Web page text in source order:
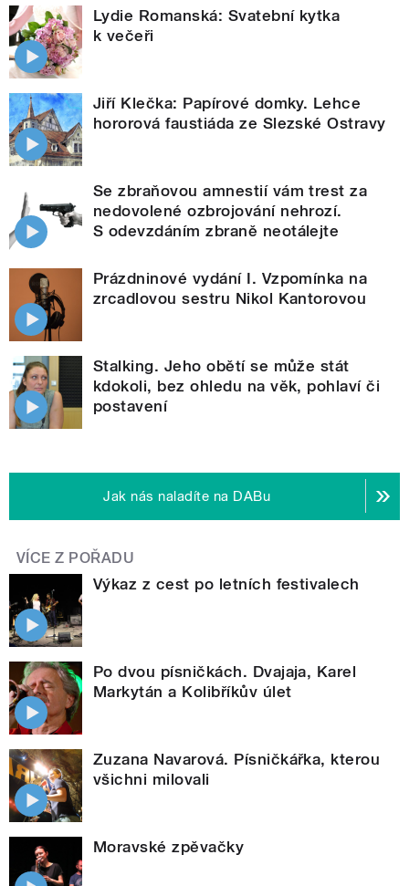
Lydie Romanská: Svatební kytka
k večeři
Jiří Klečka: Papírové domky. Lehce
hororová faustiáda ze Slezské Ostravy
Se zbraňovou amnestií vám trest za
nedovolené ozbrojování nehrozí.
S odevzdáním zbraně neotálejte
Prázdninové vydání I. Vzpomínka na
zrcadlovou sestru Nikol Kantorovou
Stalking. Jeho obětí se může stát
kdokoli, bez ohledu na věk, pohlaví či
postavení
Jak nás naladíte na DABu
VÍCE Z POŘADU
Výkaz z cest po letních festivalech
Po dvou písničkách. Dvajaja, Karel
Markytán a Kolibříkův úlet
Zuzana Navarová. Písničkářka, kterou
všichni milovali
Moravské zpěvačky